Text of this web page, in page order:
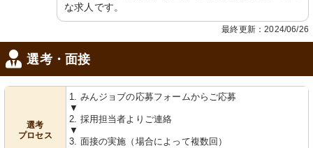
浴室
広々とした清潔感のあふれる設備で、 快適なケアを支援する、広々とした安
な求人です。
最終更新：2024/06/26
選考・面接
選考
プロセス
1. みんジョブの応募フォームからご応募
▼
2. 採用担当者よりご連絡
▼
3. 面接の実施（場合によって複数回）